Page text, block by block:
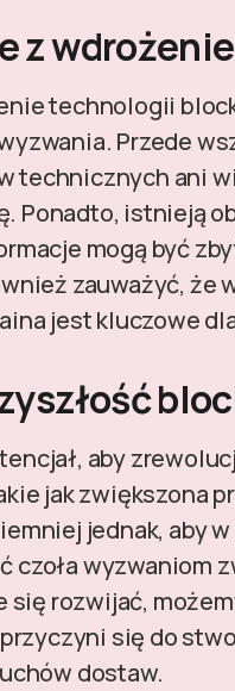
z
technologii
Przede
technicznych ani
Ponadto, istnieją
mogą być
zauważyć, że
jest kluczowe
aby
jak zwiększona
jednak, aby
wyzwaniom
rozwijać,
się do
dostaw.